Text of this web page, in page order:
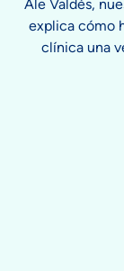
Ale Valdés,
explica cómo
clínica una